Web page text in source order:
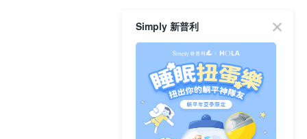
Simply 新普利